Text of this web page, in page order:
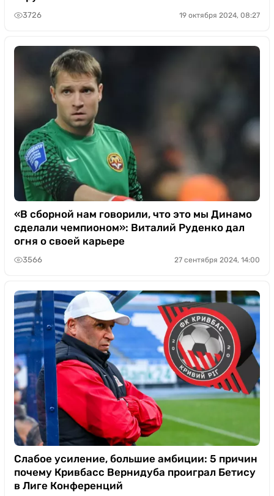
3726 19 октября 2024, 08:27
«В сборной нам говорили, что это мы Динамо
сделали чемпионом»: Виталий Руденко дал
огня о своей карьере
3566 27 сентября 2024, 14:00
Слабое усиление, большие амбиции: 5 причин
почему Кривбасс Вернидуба проиграл Бетису
в Лиге Конференций